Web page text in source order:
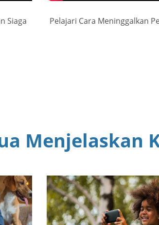
Siaga
Pelajari Cara Meninggalkan
Menjelaskan